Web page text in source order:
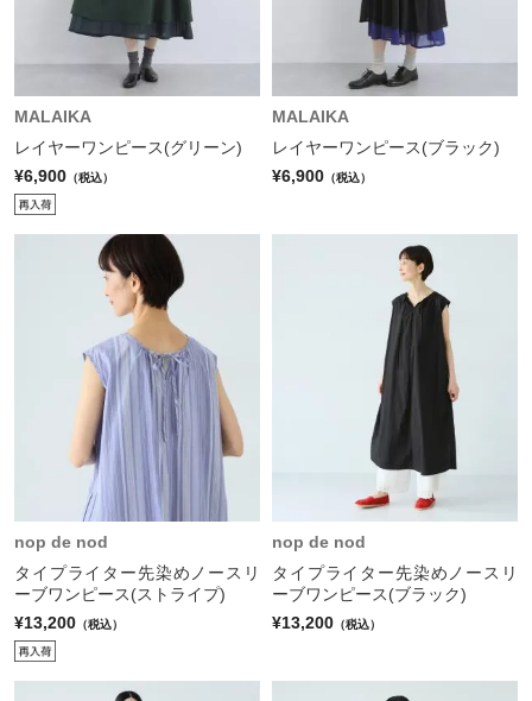
MALAIKA
レイヤーワンピース(グリーン)
¥6,900 （税込）
MALAIKA
レイヤーワンピース(ブラック)
¥6,900 （税込）
nop de nod
タイプライター先染めノースリ
ーブワンピース(ストライプ)
¥13,200 （税込）
nop de nod
タイプライター先染めノースリ
ーブワンピース(ブラック)
¥13,200 （税込）